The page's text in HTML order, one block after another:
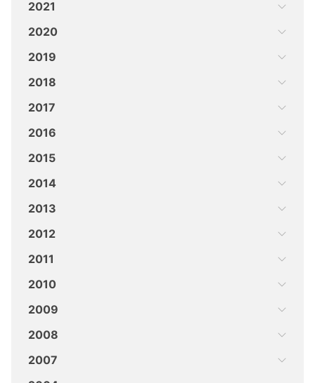
2021
2020
2019
2018
2017
2016
2015
2014
2013
2012
2011
2010
2009
2008
2007